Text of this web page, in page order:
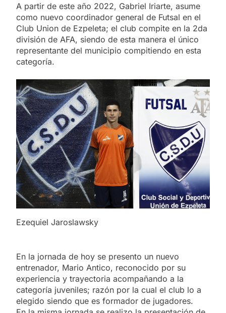
A partir de este año 2022, Gabriel Iriarte, asume
como nuevo coordinador general de Futsal en el
Club Union de Ezpeleta; el club compite en la 2da
división de AFA, siendo de esta manera el único
representante del municipio compitiendo en esta
categoría.
Ezequiel Jaroslawsky
En la jornada de hoy se presento un nuevo
entrenador, Mario Antico, reconocido por su
experiencia y trayectoria acompañando a la
categoría juveniles; razón por la cual el club lo a
elegido siendo que es formador de jugadores.